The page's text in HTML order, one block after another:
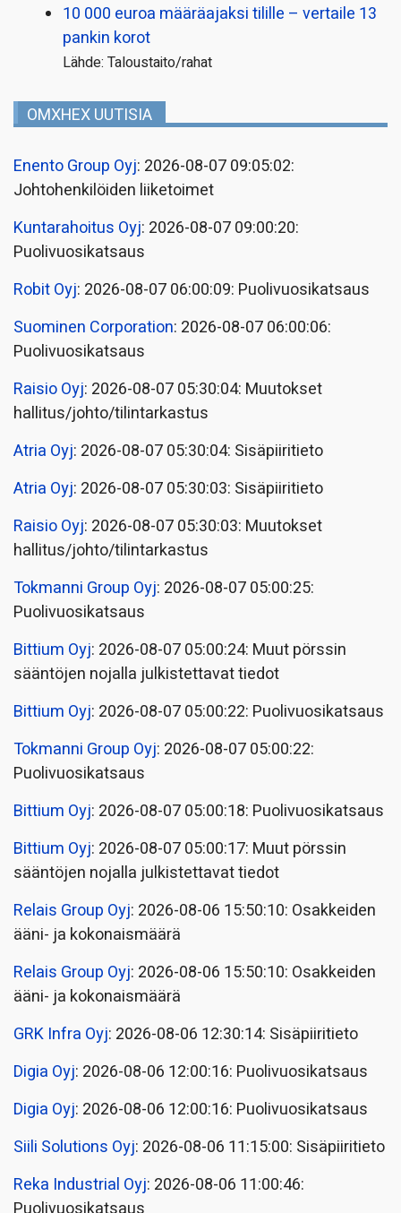
10 000 euroa määräajaksi tilille – vertaile 13
pankin korot
Lähde: Taloustaito/rahat
OMXHEX UUTISIA
Enento Group Oyj: 2026-08-07 09:05:02:
Johtohenkilöiden liiketoimet
Kuntarahoitus Oyj: 2026-08-07 09:00:20:
Puolivuosikatsaus
Robit Oyj: 2026-08-07 06:00:09: Puolivuosikatsaus
Suominen Corporation: 2026-08-07 06:00:06:
Puolivuosikatsaus
Raisio Oyj: 2026-08-07 05:30:04: Muutokset
hallitus/johto/tilintarkastus
Atria Oyj: 2026-08-07 05:30:04: Sisäpiiritieto
Atria Oyj: 2026-08-07 05:30:03: Sisäpiiritieto
Raisio Oyj: 2026-08-07 05:30:03: Muutokset
hallitus/johto/tilintarkastus
Tokmanni Group Oyj: 2026-08-07 05:00:25:
Puolivuosikatsaus
Bittium Oyj: 2026-08-07 05:00:24: Muut pörssin
sääntöjen nojalla julkistettavat tiedot
Bittium Oyj: 2026-08-07 05:00:22: Puolivuosikatsaus
Tokmanni Group Oyj: 2026-08-07 05:00:22:
Puolivuosikatsaus
Bittium Oyj: 2026-08-07 05:00:18: Puolivuosikatsaus
Bittium Oyj: 2026-08-07 05:00:17: Muut pörssin
sääntöjen nojalla julkistettavat tiedot
Relais Group Oyj: 2026-08-06 15:50:10: Osakkeiden
ääni- ja kokonaismäärä
Relais Group Oyj: 2026-08-06 15:50:10: Osakkeiden
ääni- ja kokonaismäärä
GRK Infra Oyj: 2026-08-06 12:30:14: Sisäpiiritieto
Digia Oyj: 2026-08-06 12:00:16: Puolivuosikatsaus
Digia Oyj: 2026-08-06 12:00:16: Puolivuosikatsaus
Siili Solutions Oyj: 2026-08-06 11:15:00: Sisäpiiritieto
Reka Industrial Oyj: 2026-08-06 11:00:46: